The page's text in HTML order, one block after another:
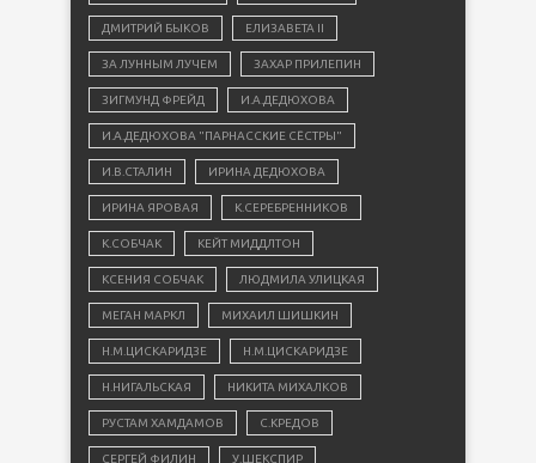
ДМИТРИЙ БЫКОВ ЕЛИЗАВЕТА II
ЗА ЛУННЫМ ЛУЧЕМ ЗАХАР ПРИЛЕПИН
ЗИГМУНД ФРЕЙД И.А.ДЕДЮХОВА
И.А.ДЕДЮХОВА "ПАРНАССКИЕ СЁСТРЫ"
И.В.СТАЛИН ИРИНА ДЕДЮХОВА
ИРИНА ЯРОВАЯ К.СЕРЕБРЕННИКОВ
К.СОБЧАК КЕЙТ МИДДЛТОН
КСЕНИЯ СОБЧАК ЛЮДМИЛА УЛИЦКАЯ
МЕГАН МАРКЛ МИХАИЛ ШИШКИН
Н.М.ЦИСКАРИДЗЕ Н.М.ЦИСКАРИДЗЕ
Н.НИГАЛЬСКАЯ НИКИТА МИХАЛКОВ
РУСТАМ ХАМДАМОВ С.КРЕДОВ
СЕРГЕЙ ФИЛИН У.ШЕКСПИР